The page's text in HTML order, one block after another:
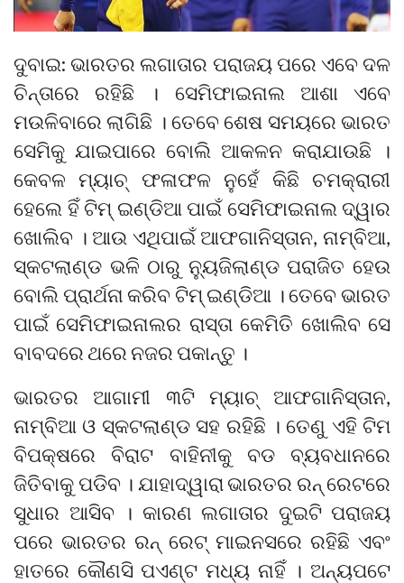
ଦୁବାଇ: ଭାରତର ଲଗାତାର ପରାଜୟ ପରେ ଏବେ ଦଳ
ଚିନ୍ତାରେ ରହିଛି । ସେମିଫାଇନାଲ ଆଶା ଏବେ
ମଉଳିବାରେ ଲାଗିଛି । ତେବେ ଶେଷ ସମୟରେ ଭାରତ
ସେମିକୁ ଯାଇପାରେ ବୋଲି ଆକଳନ କରାଯାଉଛି ।
କେବଳ ମ୍ୟାଚ୍ ଫଳାଫଳ ନୁହେଁ କିଛି ଚମକ୍ରାରୀ
ହେଲେ ହିଁ ଟିମ୍ ଇଣ୍ଡିଆ ପାଇଁ ସେମିଫାଇନାଲ ଦ୍ୱାର
ଖୋଲିବ । ଆଉ ଏଥିପାଇଁ ଆଫଗାନିସ୍ତାନ, ନାମ୍ବିଆ,
ସ୍କଟଲାଣ୍ଡ ଭଳି ଠାରୁ ନ୍ୟୁଜିଲାଣ୍ଡ ପରାଜିତ ହେଉ
ବୋଲି ପ୍ରାର୍ଥନା କରିବ ଟିମ୍ ଇଣ୍ଡିଆ । ତେବେ ଭାରତ
ପାଇଁ ସେମିଫାଇନାଲର ରାସ୍ତା କେମିତି ଖୋଲିବ ସେ
ବାବଦରେ ଥରେ ନଜର ପକାନ୍ତୁ ।
ଭାରତର ଆଗାମୀ ୩ଟି ମ୍ୟାଚ୍ ଆଫଗାନିସ୍ତାନ,
ନାମ୍ବିଆ ଓ ସ୍କଟଲାଣ୍ଡ ସହ ରହିଛି । ତେଣୁ ଏହି ଟିମ
ବିପକ୍ଷରେ ବିରାଟ ବାହିନୀକୁ ବଡ ବ୍ୟବଧାନରେ
ଜିତିବାକୁ ପଡିବ । ଯାହାଦ୍ୱାରା ଭାରତର ରନ୍ ରେଟରେ
ସୁଧାର ଆସିବ । କାରଣ ଲଗାତାର ଦୁଇଟି ପରାଜୟ
ପରେ ଭାରତର ରନ୍ ରେଟ୍ ମାଇନସରେ ରହିଛି ଏବଂ
ହାତରେ କୌଣସି ପଏଣ୍ଟ ମଧ୍ୟ ନାହିଁ । ଅନ୍ୟପଟେ